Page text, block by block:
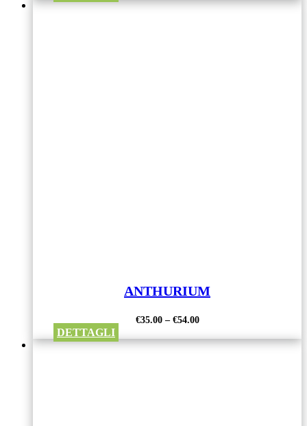
ANTHURIUM
€35.00– €54.00
DETTAGLI